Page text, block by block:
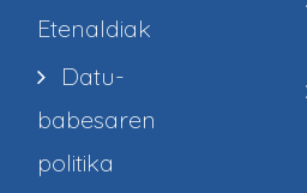
Etenaldiak
Datu-
babesaren
politika